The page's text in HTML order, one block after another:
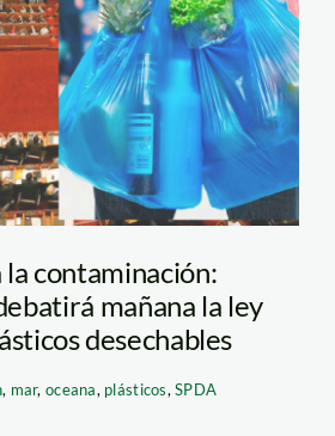
contaminación:
mañana la ley
desechables
, mar,oceana, plásticos,SPDA